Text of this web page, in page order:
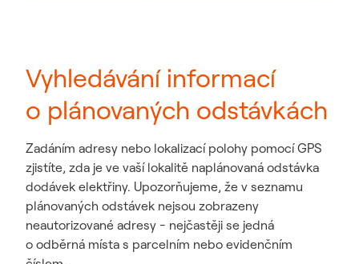
Vyhledávání informací
o plánovaných odstávkách
Zadáním adresy nebo lokalizací polohy pomocí GPS
zjistíte, zda je ve vaší lokalitě naplánovaná odstávka
dodávek elektřiny. Upozorňujeme, že v seznamu
plánovaných odstávek nejsou zobrazeny
neautorizované adresy - nejčastěji se jedná
o odběrná místa s parcelním nebo evidenčním